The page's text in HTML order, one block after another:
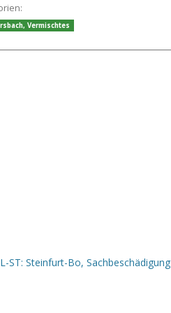
, Vermischtes
Navigation
ST: Steinfurt-Bo, Sachbeschädigung